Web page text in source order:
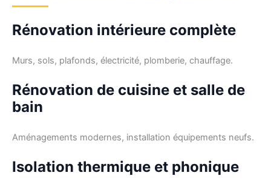
Rénovation intérieure complète
Murs, sols, plafonds, électricité, plomberie, chauffage.
Rénovation de cuisine et salle de
bain
Aménagements modernes, installation équipements neufs.
Isolation thermique et phonique